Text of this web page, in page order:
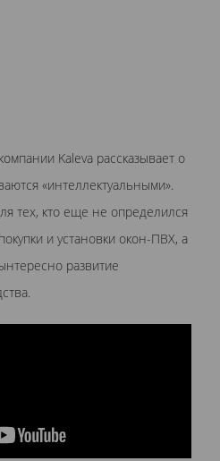
Kaleva рассказывает о
«интеллектуальными».
тех, кто еще не определился
и установки окон-ПВХ, а
развитие